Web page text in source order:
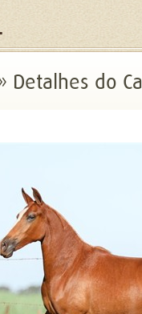
Detalhes do